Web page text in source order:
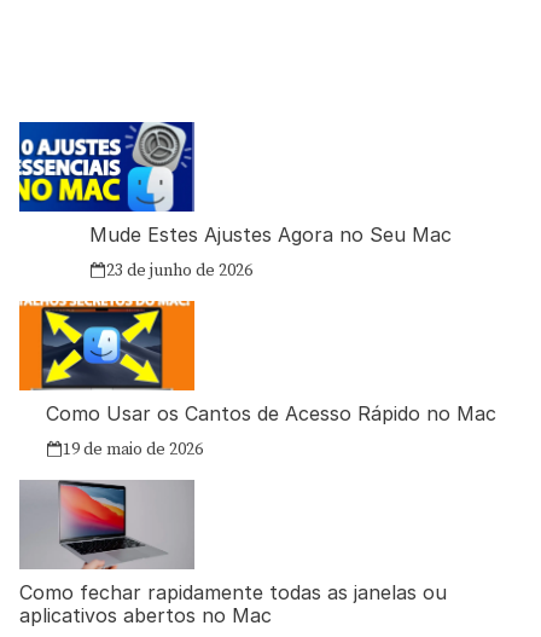
Mude Estes Ajustes Agora no Seu Mac
23 de junho de 2026
Como Usar os Cantos de Acesso Rápido no Mac
19 de maio de 2026
Como fechar rapidamente todas as janelas ou
aplicativos abertos no Mac